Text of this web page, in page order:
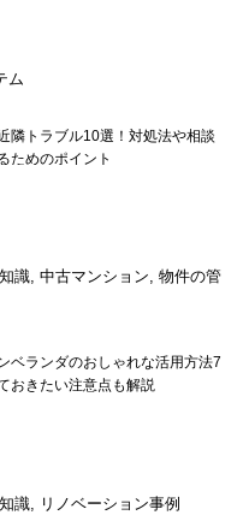
ム
隣トラブル10選！対処法や相談
ためのポイント
識, 中古マンション, 物件の管
ベランダのおしゃれな活用方法7
おきたい注意点も解説
識, リノベーション事例